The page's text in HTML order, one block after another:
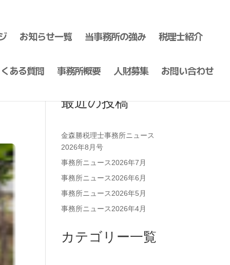
お知らせ一覧 当事務所の強み 税理士紹介
ある質問 事務所概要 人財募集 お問い合わせ
最近の投稿
金森勝税理士事務所ニュース
2026年8月号
事務所ニュース2026年7月
事務所ニュース2026年6月
事務所ニュース2026年5月
事務所ニュース2026年4月
カテゴリー一覧